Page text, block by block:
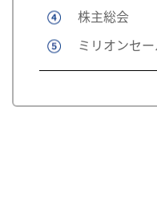
株主総会
ミリオンセ